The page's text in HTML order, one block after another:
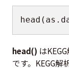
head (
head() は
です。KEGG